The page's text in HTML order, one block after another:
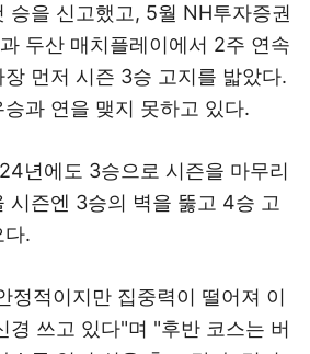
승을 신고했고, 5월 NH투자증권
두산 매치플레이에서 2주 연속
먼저 시즌 3승 고지를 밟았다.
과 연을 맺지 못하고 있다.
년에도 3승으로 시즌을 마무리
시즌엔 3승의 벽을 뚫고 4승 고
다.
정적이지만 집중력이 떨어져 이
경 쓰고 있다"며 "후반 코스는 버